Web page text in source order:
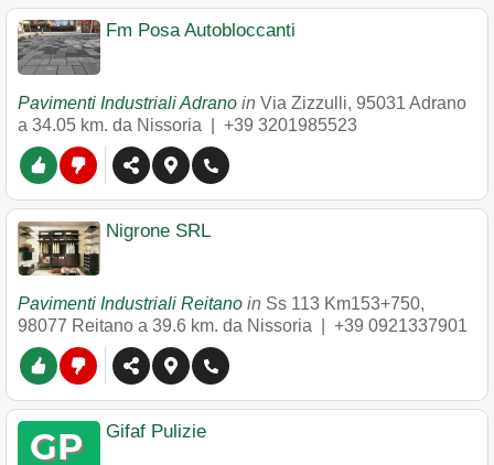
Fm Posa Autobloccanti
Pavimenti Industriali Adrano in Via Zizzulli, 95031 Adrano
a 34.05 km. da Nissoria | +39 3201985523
Nigrone SRL
Pavimenti Industriali Reitano in Ss 113 Km153+750,
98077 Reitano a 39.6 km. da Nissoria | +39 0921337901
Gifaf Pulizie